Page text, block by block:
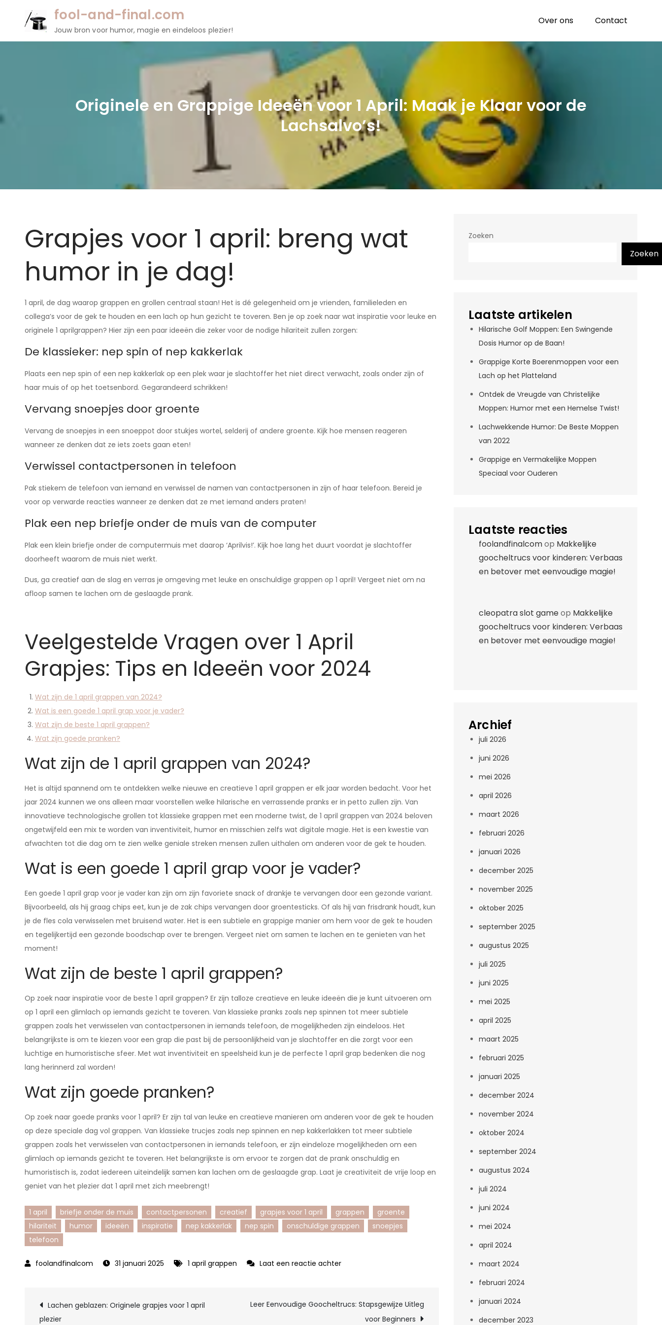
fool-and-final.com
Jouw bron voor humor, magie en eindeloos plezier!
Over ons Contact
Originele en Grappige Ideeën voor 1 April: Maak je Klaar voor de
Lachsalvo’s!
Grapjes voor 1 april: breng wat
humor in je dag!
1 april, de dag waarop grappen en grollen centraal staan! Het is dé gelegenheid om je vrienden, familieleden en
collega’s voor de gek te houden en een lach op hun gezicht te toveren. Ben je op zoek naar wat inspiratie voor leuke en
originele 1 aprilgrappen? Hier zijn een paar ideeën die zeker voor de nodige hilariteit zullen zorgen:
De klassieker: nep spin of nep kakkerlak
Plaats een nep spin of een nep kakkerlak op een plek waar je slachtoffer het niet direct verwacht, zoals onder zijn of
haar muis of op het toetsenbord. Gegarandeerd schrikken!
Vervang snoepjes door groente
Vervang de snoepjes in een snoeppot door stukjes wortel, selderij of andere groente. Kijk hoe mensen reageren
wanneer ze denken dat ze iets zoets gaan eten!
Verwissel contactpersonen in telefoon
Pak stiekem de telefoon van iemand en verwissel de namen van contactpersonen in zijn of haar telefoon. Bereid je
voor op verwarde reacties wanneer ze denken dat ze met iemand anders praten!
Plak een nep briefje onder de muis van de computer
Plak een klein briefje onder de computermuis met daarop ‘Aprilvis!’. Kijk hoe lang het duurt voordat je slachtoffer
doorheeft waarom de muis niet werkt.
Dus, ga creatief aan de slag en verras je omgeving met leuke en onschuldige grappen op 1 april! Vergeet niet om na
afloop samen te lachen om de geslaagde prank.
Veelgestelde Vragen over 1 April
Grapjes: Tips en Ideeën voor 2024
Wat zijn de 1 april grappen van 2024?
Wat is een goede 1 april grap voor je vader?
Wat zijn de beste 1 april grappen?
Wat zijn goede pranken?
Wat zijn de 1 april grappen van 2024?
Het is altijd spannend om te ontdekken welke nieuwe en creatieve 1 april grappen er elk jaar worden bedacht. Voor het
jaar 2024 kunnen we ons alleen maar voorstellen welke hilarische en verrassende pranks er in petto zullen zijn. Van
innovatieve technologische grollen tot klassieke grappen met een moderne twist, de 1 april grappen van 2024 beloven
ongetwijfeld een mix te worden van inventiviteit, humor en misschien zelfs wat digitale magie. Het is een kwestie van
afwachten tot die dag om te zien welke geniale streken mensen zullen uithalen om anderen voor de gek te houden.
Wat is een goede 1 april grap voor je vader?
Een goede 1 april grap voor je vader kan zijn om zijn favoriete snack of drankje te vervangen door een gezonde variant.
Bijvoorbeeld, als hij graag chips eet, kun je de zak chips vervangen door groentesticks. Of als hij van frisdrank houdt, kun
je de fles cola verwisselen met bruisend water. Het is een subtiele en grappige manier om hem voor de gek te houden
en tegelijkertijd een gezonde boodschap over te brengen. Vergeet niet om samen te lachen en te genieten van het
moment!
Wat zijn de beste 1 april grappen?
Op zoek naar inspiratie voor de beste 1 april grappen? Er zijn talloze creatieve en leuke ideeën die je kunt uitvoeren om
op 1 april een glimlach op iemands gezicht te toveren. Van klassieke pranks zoals nep spinnen tot meer subtiele
grappen zoals het verwisselen van contactpersonen in iemands telefoon, de mogelijkheden zijn eindeloos. Het
belangrijkste is om te kiezen voor een grap die past bij de persoonlijkheid van je slachtoffer en die zorgt voor een
luchtige en humoristische sfeer. Met wat inventiviteit en speelsheid kun je de perfecte 1 april grap bedenken die nog
lang herinnerd zal worden!
Wat zijn goede pranken?
Op zoek naar goede pranks voor 1 april? Er zijn tal van leuke en creatieve manieren om anderen voor de gek te houden
op deze speciale dag vol grappen. Van klassieke trucjes zoals nep spinnen en nep kakkerlakken tot meer subtiele
grappen zoals het verwisselen van contactpersonen in iemands telefoon, er zijn eindeloze mogelijkheden om een
glimlach op iemands gezicht te toveren. Het belangrijkste is om ervoor te zorgen dat de prank onschuldig en
humoristisch is, zodat iedereen uiteindelijk samen kan lachen om de geslaagde grap. Laat je creativiteit de vrije loop en
geniet van het plezier dat 1 april met zich meebrengt!
1 april briefje onder de muis contactpersonen creatief grapjes voor 1 april grappen
groente
hilariteit
humor ideeën inspiratie nep kakkerlak nep spin onschuldige grappen
snoepjes
telefoon
31 januari 2025 1 april grappen Laat een reactie achterop
Grappige
Berichtnavigatie
Lachen geblazen: Originele grapjes voor 1 april
plezier
Leer Eenvoudige Goocheltrucs: Stapsgewijze Uitleg
voor Beginners
Zoeken
Zoeken
Laatste artikelen
Hilarische Golf Moppen: Een Swingende
Dosis Humor op de Baan!
Grappige Korte Boerenmoppen voor een
Lach op het Platteland
Ontdek de Vreugde van Christelijke
Moppen: Humor met een Hemelse Twist!
Lachwekkende Humor: De Beste Moppen
van 2022
Grappige en Vermakelijke Moppen
Speciaal voor Ouderen
Laatste reacties
foolandfinalcomop Makkelijke
goocheltrucs voor kinderen: Verbaas
en betover met eenvoudige magie!
cleopatra slot gameop Makkelijke
goocheltrucs voor kinderen: Verbaas
en betover met eenvoudige magie!
Archief
juli 2026
juni 2026
mei 2026
april 2026
maart 2026
februari 2026
januari 2026
december 2025
november 2025
oktober 2025
september 2025
augustus 2025
juli 2025
juni 2025
mei 2025
april 2025
maart 2025
februari 2025
januari 2025
december 2024
november 2024
oktober 2024
september 2024
augustus 2024
juli 2024
juni 2024
mei 2024
april 2024
maart 2024
februari 2024
januari 2024
december 2023